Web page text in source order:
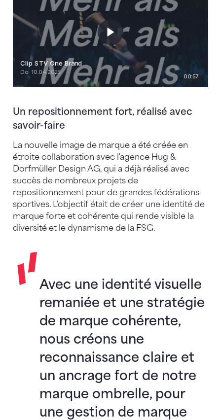
Un repositionnement fort, réalisé avec
savoir-faire
La nouvelle image de marque a été créée en
étroite collaboration avec l'agence Hug &
Dorfmüller Design AG, qui a déjà réalisé avec
succès de nombreux projets de
repositionnement pour de grandes fédérations
sportives. L'objectif était de créer une identité de
marque forte et cohérente qui rende visible la
diversité et le dynamisme de la FSG.
Avec une identité visuelle
remaniée et une stratégie
de marque cohérente,
nous créons une
reconnaissance claire et
un ancrage fort de notre
marque ombrelle, pour
une gestion de marque